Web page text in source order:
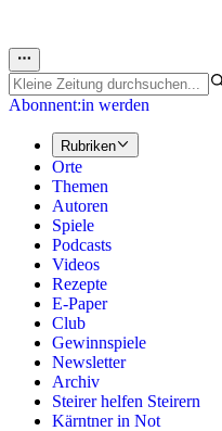
Abonnent:in werden
Rubriken
Orte
Themen
Autoren
Spiele
Podcasts
Videos
Rezepte
E-Paper
Club
Gewinnspiele
Newsletter
Archiv
Steirer helfen Steirern
Kärntner in Not